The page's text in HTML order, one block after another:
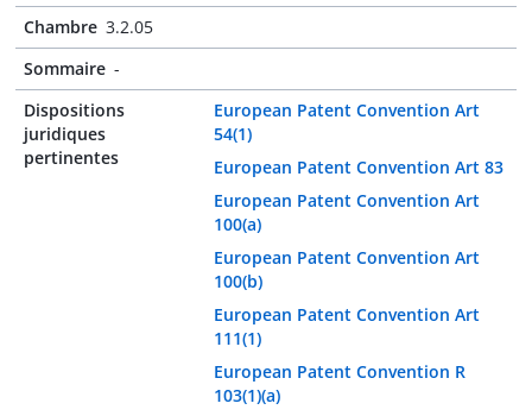
Chambre 3.2.05
Sommaire -
Dispositions
juridiques
pertinentes
European Patent Convention Art
54(1)
European Patent Convention Art 83
European Patent Convention Art
100(a)
European Patent Convention Art
100(b)
European Patent Convention Art
111(1)
European Patent Convention R
103(1)(a)